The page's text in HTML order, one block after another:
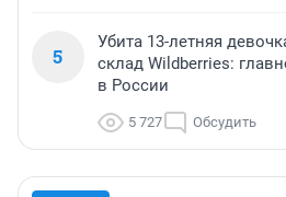
5
Убита 13-летняя
склад Wildberries:
в России
5 727 Обсудить